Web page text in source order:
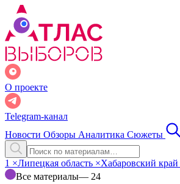
О проекте
Telegram-канал
Новости Обзоры Аналитика Сюжеты
1 ×Липецкая область ×Хабаровский край
Все материалы— 24